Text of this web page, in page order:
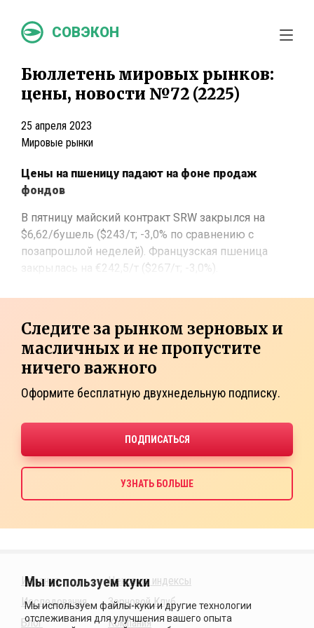
СОВЭКОН
Бюллетень мировых рынков:
цены, новости №72 (2225)
25 апреля 2023
Мировые рынки
Цены на пшеницу падают на фоне продаж
фондов
В пятницу майский контракт SRW закрылся на
$6,62/бушель ($243/т; -3,0% по сравнению с
позапрошлой неделей). Французская пшеница
закрылась на €242,5/т ($267/т; -3,0%).
Следите за рынком зерновых и
масличных и не пропустите
ничего важного
Оформите бесплатную двухнедельную подписку.
Издания
Исследования
Блог
Ценовые индексы
Зерновой Клуб
Компания